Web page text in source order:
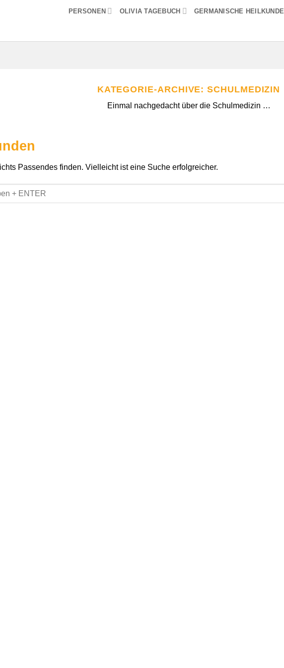
PERSONEN OLIVIA TAGEBUCH GERMANISCHE HEILKUNDE
KATEGORIE-ARCHIVE:SCHULMEDIZIN
Einmal nachgedacht über die Schulmedizin …
Passendes finden. Vielleicht ist eine Suche erfolgreicher.